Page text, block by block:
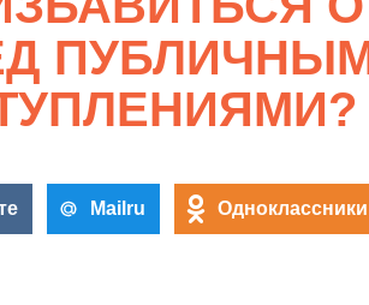
Mailru Одноклассники